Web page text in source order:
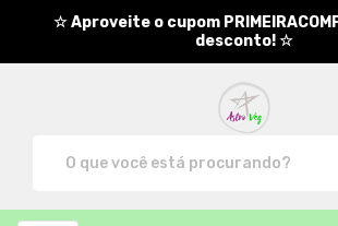
☆ Aproveite o cupom
desconto! ☆